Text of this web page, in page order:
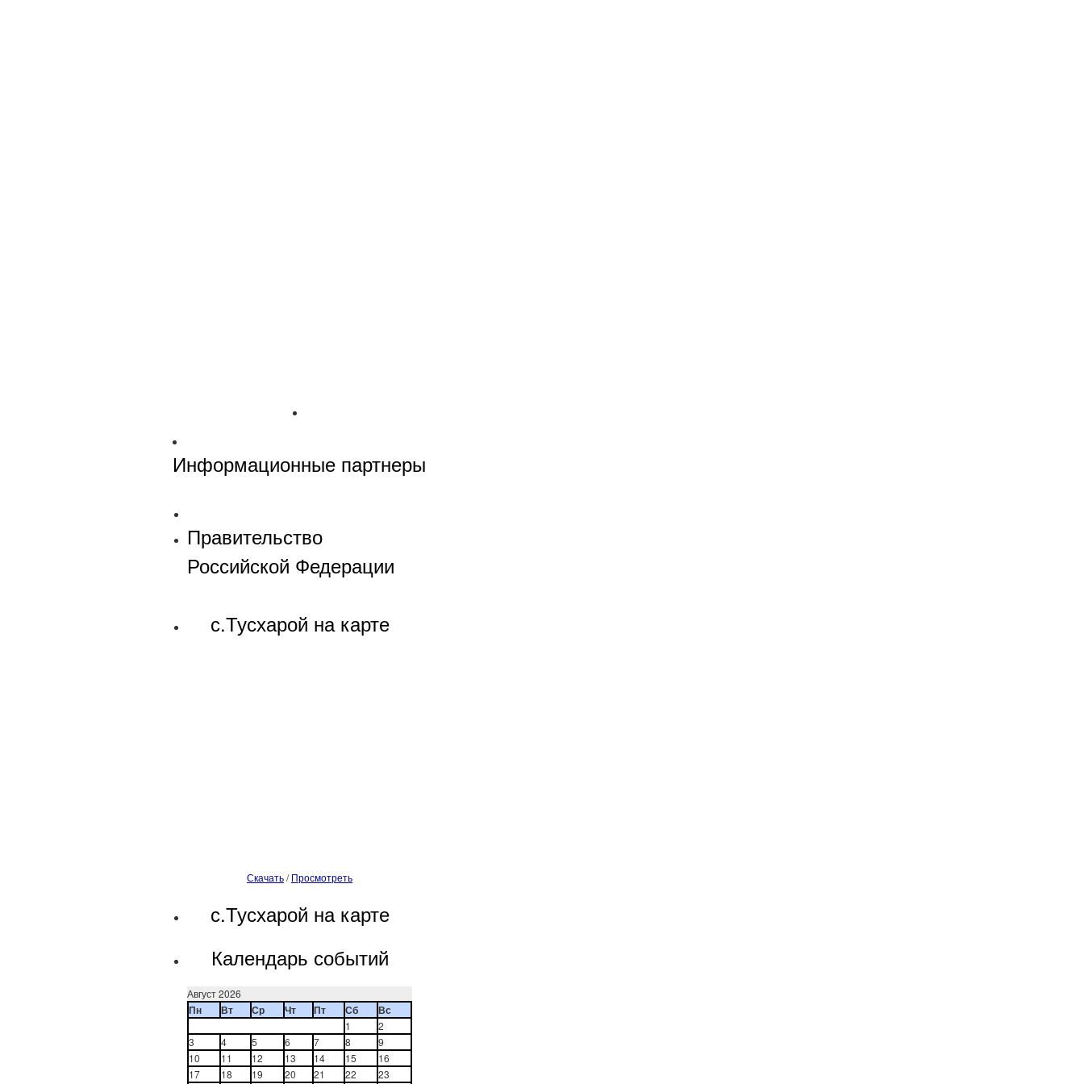
Информационные партнеры
Правительство
Российской Федерации
с.Тусхарой на карте
Скачать/Просмотреть
с.Тусхарой на карте
Календарь событий
Август 2026
Пн Вт Ср Чт Пт Сб Вс
1
2
3
4 5 6 7 8
9
10
11 12 13 14 15
16
17
18 19 20 21 22
23